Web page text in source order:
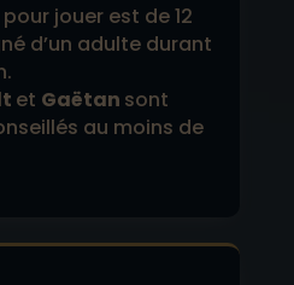
jouer est de 12
d’un adulte durant
et Gaëtan sont
au moins de